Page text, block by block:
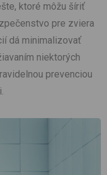
ktoré môžu šíriť
pre zviera
dá minimalizovať
niektorých
prevenciou